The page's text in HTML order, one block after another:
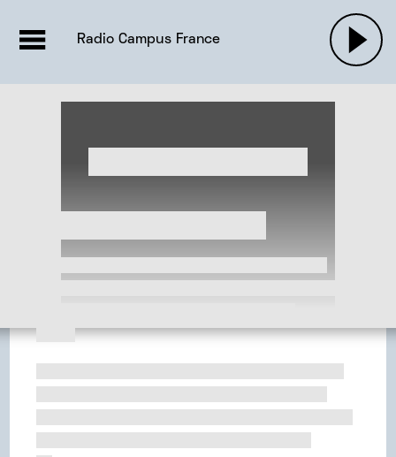
ACTUALITÉS
EMISSIONS |
PODCASTS
Radio Campus France